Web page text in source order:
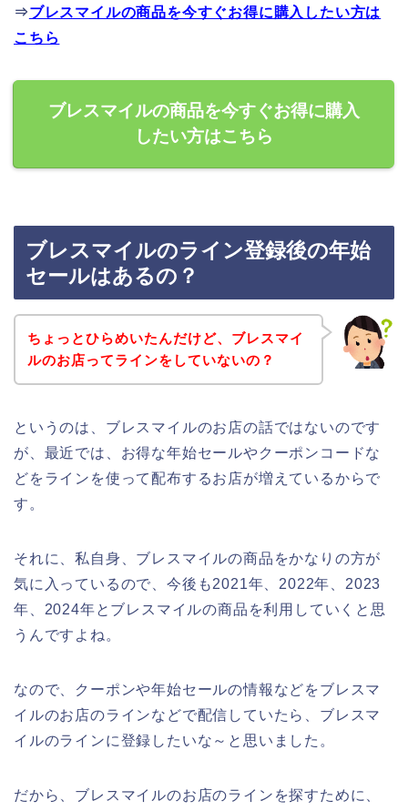
⇒ブレスマイルの商品を今すぐお得に購入したい方は
こちら
ブレスマイルの商品を今すぐお得に購入
したい方はこちら
ブレスマイルのライン登録後の年始
セールはあるの？
ちょっとひらめいたんだけど、ブレスマイ
ルのお店ってラインをしていないの？
というのは、ブレスマイルのお店の話ではないのです
が、最近では、お得な年始セールやクーポンコードな
どをラインを使って配布するお店が増えているからで
す。
それに、私自身、ブレスマイルの商品をかなりの方が
気に入っているので、今後も2021年、2022年、2023
年、2024年とブレスマイルの商品を利用していくと思
うんですよね。
なので、クーポンや年始セールの情報などをブレスマ
イルのお店のラインなどで配信していたら、ブレスマ
イルのラインに登録したいな～と思いました。
だから、ブレスマイルのお店のラインを探すために、